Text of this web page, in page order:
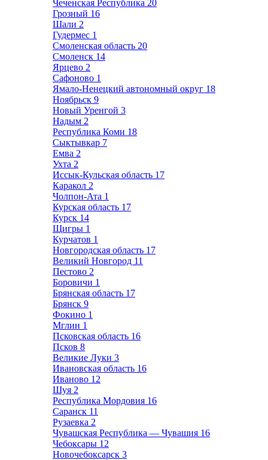
Чеченская Республика 20
Грозный 16
Шали 2
Гудермес 1
Смоленская область 20
Смоленск 14
Ярцево 2
Сафоново 1
Ямало-Ненецкий автономный округ 18
Ноябрьск 9
Новый Уренгой 3
Надым 2
Республика Коми 18
Сыктывкар 7
Емва 2
Ухта 2
Иссык-Кульская область 17
Каракол 2
Чолпон-Ата 1
Курская область 17
Курск 14
Щигры 1
Курчатов 1
Новгородская область 17
Великий Новгород 11
Пестово 2
Боровичи 1
Брянская область 17
Брянск 9
Фокино 1
Мглин 1
Псковская область 16
Псков 8
Великие Луки 3
Ивановская область 16
Иваново 12
Шуя 2
Республика Мордовия 16
Саранск 11
Рузаевка 2
Чувашская Республика — Чувашия 16
Чебоксары 12
Новочебоксарск 3